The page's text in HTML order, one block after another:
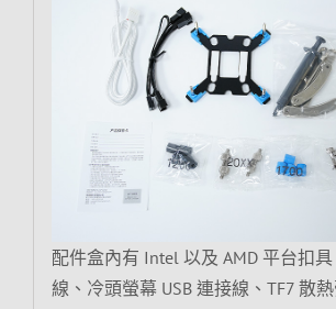
配件盒內有 Intel 以及 AMD 平台扣
線、冷頭螢幕 USB 連接線、TF7 散